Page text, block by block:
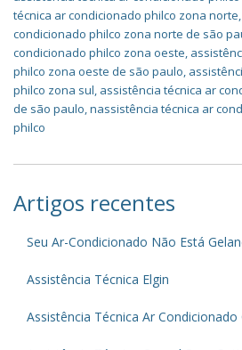
técnica ar condicionado philco zona norte,
condicionado philco zona norte de são
condicionado philco zona oeste,
philco zona oeste de são paulo,
philco zona sul, assistência técnica ar
de são paulo,nassistência técnica ar
philco
Artigos recentes
Seu Ar-Condicionado Não Está
Assistência Técnica Elgin
Assistência Técnica Ar Condicionado